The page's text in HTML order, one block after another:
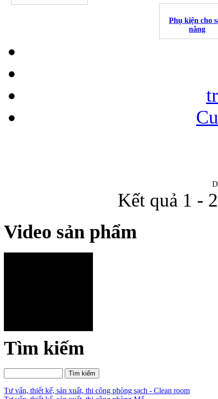
Phụ kiện cho
nâng
Kết quả 1 -
Video sản phẩm
Tìm kiếm
Tư vấn, thiết kế, sản xuất, thi công phòng sạch - Clean room